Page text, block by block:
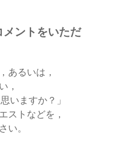
ントをいただ
あるいは，
，
いますか？」
ストなどを，
い。